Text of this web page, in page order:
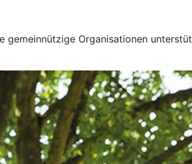
gemeinnützige Organisationen